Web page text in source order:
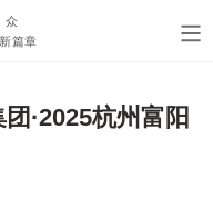
篇章
·2025杭州富阳